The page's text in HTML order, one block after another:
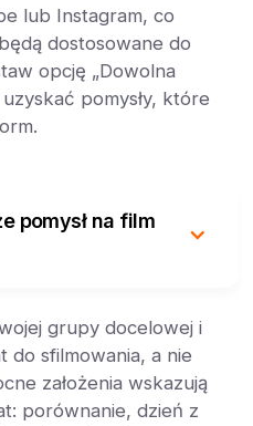
lub Instagram, co
dostosowane do
opcję „Dowolna
pomysły, które
pomysł na film
grupy docelowej i
do sfilmowania, a nie
założenia wskazują
porównanie, dzień z